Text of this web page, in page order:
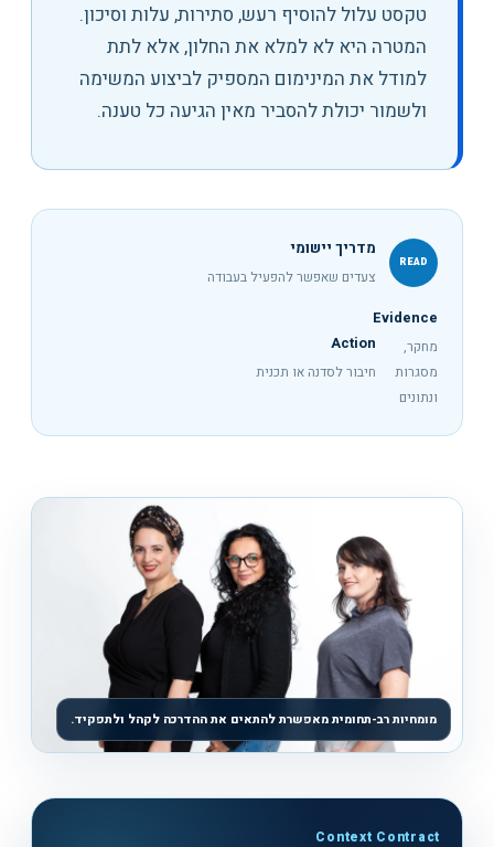
טקסט עלול להוסיף רעש, סתירות, עלות וסיכון.
המטרה היא לא למלא את החלון, אלא לתת
למודל את המינימום המספיק לביצוע המשימה
ולשמור יכולת להסביר מאין הגיעה כל טענה.
READ
מדריך יישומי
צעדים שאפשר להפעיל בעבודה
Evidence
מחקר,
מסגרות
ונתונים
Action
חיבור לסדנה או תכנית
מומחיות רב-תחומית מאפשרת להתאים את ההדרכה לקהל ולתפקיד.
Context Contract